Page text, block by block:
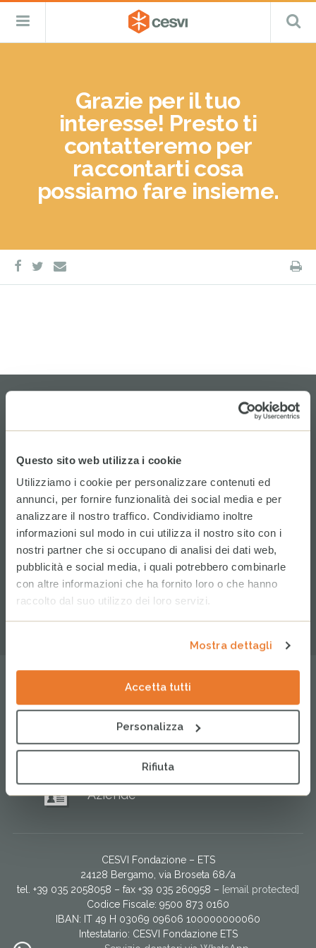
Questo sito web utilizza i cookie
Utilizziamo i cookie per personalizzare contenuti ed
annunci, per fornire funzionalità dei social media e per
analizzare il nostro traffico. Condividiamo inoltre
informazioni sul modo in cui utilizza il nostro sito con i
nostri partner che si occupano di analisi dei dati web,
pubblicità e social media, i quali potrebbero combinarle
con altre informazioni che ha fornito loro o che hanno
raccolto dal suo utilizzo dei loro servizi.
Mostra dettagli
Accetta tutti
Personalizza
Rifiuta
CESVI
Fondazione
–
ETS
Sviluppo
Menu
Grazie per il tuo
interesse! Presto ti
contatteremo per
raccontarti cosa
possiamo fare insieme.
facebook
twitter
e-
mail
Regali solidali
Aziende
CESVI Fondazione – ETS
24128 Bergamo, via Broseta 68/a
tel. +39 035 2058058 – fax +39 035 260958 – [email protected]
Codice Fiscale: 9500 873 0160
IBAN: IT 49 H 03069 09606 100000000060
Intestatario: CESVI Fondazione ETS